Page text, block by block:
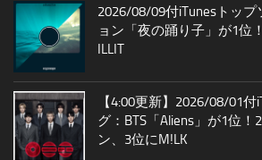
2026/08/09付iTunesトッ
ョン「夜の踊り子」が1位
ILLIT
【4:00更新】2026/08/01
グ：BTS「Aliens」が1位！
ン、3位にM!LK